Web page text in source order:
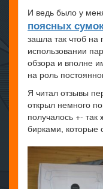
И ведь было у
поясных
зашла так чтоб
использовании
обзора и вполне
на роль
Я читал отзывы
открыл немного
получалось +-
бирками, которые